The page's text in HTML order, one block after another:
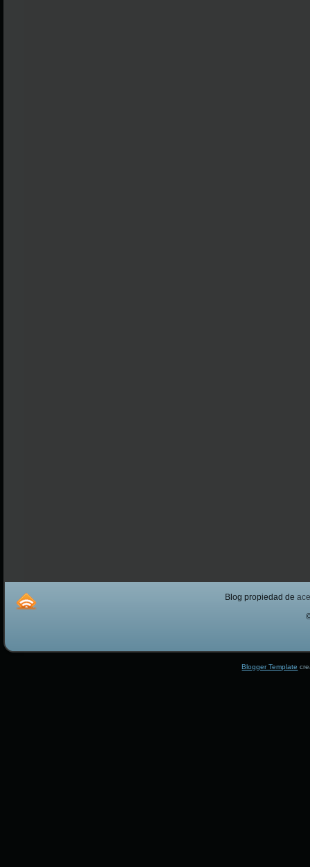
Blog propiedad de
Blogger Template